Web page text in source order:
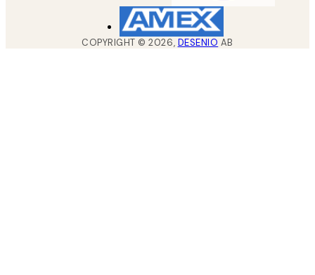
COPYRIGHT ©2026, DESENIO AB